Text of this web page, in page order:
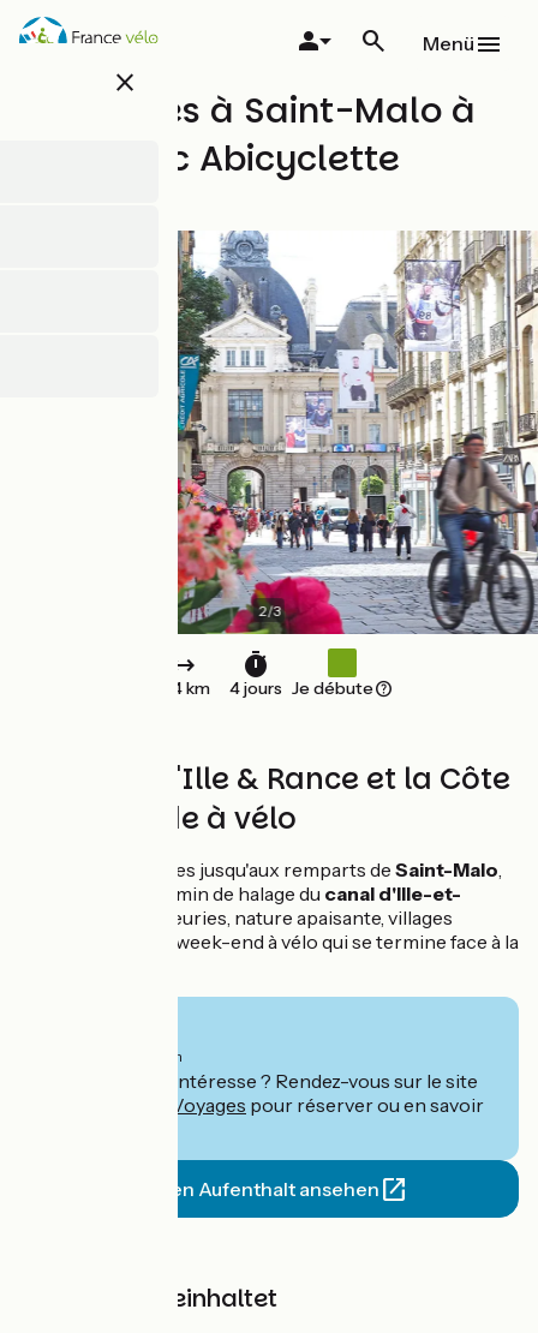
Direkt
zum
close
Menü
De Rennes à Saint-Malo à
vélo avec Abicyclette
2/3
154 km 4 jours Je débute
Le Canal d'Ille & Rance et la Côte
d'Emeraude à vélo
Du cœur de Rennes jusqu'aux remparts de Saint-Malo,
pédalez sur le chemin de halage du canal d'Ille-et-
: écluses fleuries, nature apaisante, villages
bretons… un long week-end à vélo qui se termine face à la
pro Person
Ce séjour vous intéresse ? Rendez-vous sur le site
Abicyclette Voyages pour réserver ou en savoir
Diesen Aufenthalt ansehen
Der Preis beinhaltet